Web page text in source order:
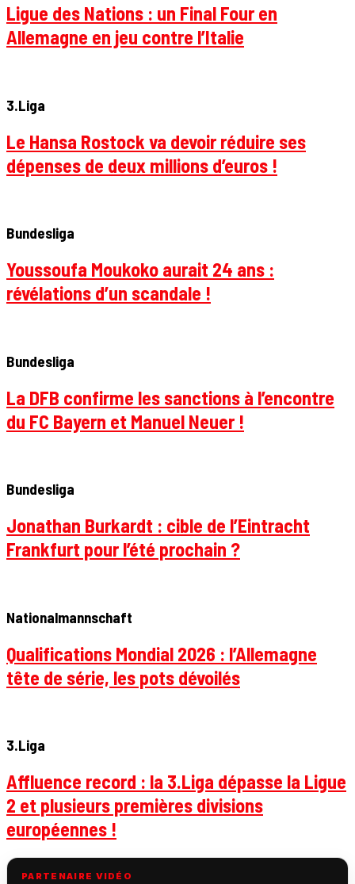
Ligue des Nations : un Final Four en
Allemagne en jeu contre l’Italie
3.Liga
Le Hansa Rostock va devoir réduire ses
dépenses de deux millions d’euros !
Bundesliga
Youssoufa Moukoko aurait 24 ans :
révélations d’un scandale !
Bundesliga
La DFB confirme les sanctions à l’encontre
du FC Bayern et Manuel Neuer !
Bundesliga
Jonathan Burkardt : cible de l’Eintracht
Frankfurt pour l’été prochain ?
Nationalmannschaft
Qualifications Mondial 2026 : l’Allemagne
tête de série, les pots dévoilés
3.Liga
Affluence record : la 3.Liga dépasse la Ligue
2 et plusieurs premières divisions
européennes !
PARTENAIRE VIDÉO